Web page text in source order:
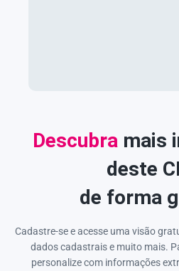
Descubramais
deste
de forma
Cadastre-se e acesse uma visão
dados cadastrais e muito mais.
personalize com informações